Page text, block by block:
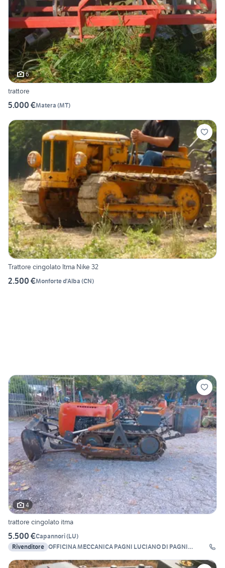
6
trattore
5.000 €Matera (MT)
Trattore cingolato Itma Nike 32
2.500 €Monforte d'Alba (CN)
4
trattore cingolato itma
5.500 €Capannori(LU)
Rivenditore OFFICINA MECCANICA PAGNI LUCIANO DI PAGNI